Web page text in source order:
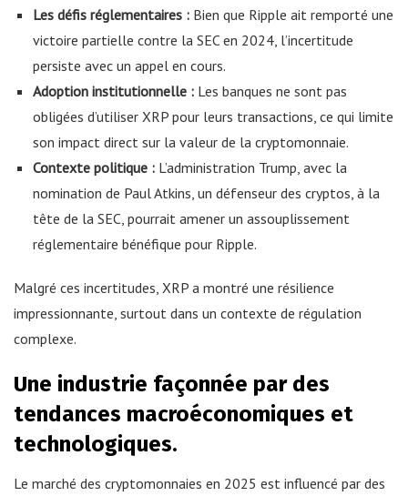
Les défis réglementaires :Bien que Ripple ait remporté une
victoire partielle contre la SEC en 2024, l’incertitude
persiste avec un appel en cours.
Adoption institutionnelle :Les banques ne sont pas
obligées d’utiliser XRP pour leurs transactions, ce qui limite
son impact direct sur la valeur de la cryptomonnaie.
Contexte politique :L’administration Trump, avec la
nomination de Paul Atkins, un défenseur des cryptos, à la
tête de la SEC, pourrait amener un assouplissement
réglementaire bénéfique pour Ripple.
Malgré ces incertitudes, XRP a montré une résilience
impressionnante, surtout dans un contexte de régulation
complexe.
Une industrie façonnée par des
tendances macroéconomiques et
technologiques.
Le marché des cryptomonnaies en 2025 est influencé par des